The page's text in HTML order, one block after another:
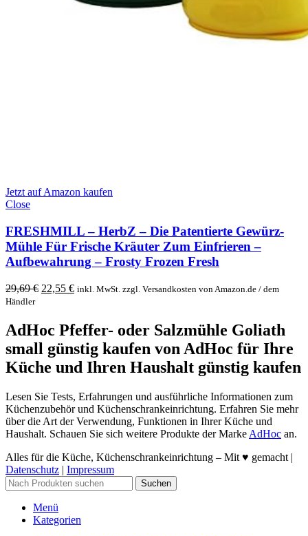
Jetzt auf Amazon kaufen
Close
FRESHMILL – HerbZ – Die Patentierte Gewürz-
Mühle Für Frische Kräuter Zum Einfrieren –
Aufbewahrung – Frosty Frozen Fresh
29,69€ Original
29,69 €.
22,55 €Current
22,55 €.
inkl. MwSt. zzgl. Versandkosten von Amazon.de / dem
Händler
AdHoc Pfeffer- oder Salzmühle Goliath
small günstig kaufen von AdHoc für Ihre
Küche und Ihren Haushalt günstig kaufen
Lesen Sie Tests, Erfahrungen und ausführliche Informationen zum
Küchenzubehör und Küchenschrankeinrichtung. Erfahren Sie mehr
über die Art der Verwendung, Funktionen in Ihrer Küche und
Haushalt. Schauen Sie sich weitere Produkte der Marke AdHoc an.
Alles für die Küche, Küchenschrankeinrichtung – Mit ♥ gemacht |
Datenschutz | Impressum
Suchen
Menü
Kategorien